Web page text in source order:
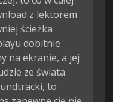
z lektorem
ścieżka
dobitnie
na ekranie, a jej
ze świata
to